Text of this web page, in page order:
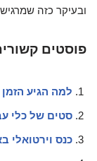
ובעיקר כזה
פוסטים
למה הגיע
סטים של כלי
כנס וירטואלי